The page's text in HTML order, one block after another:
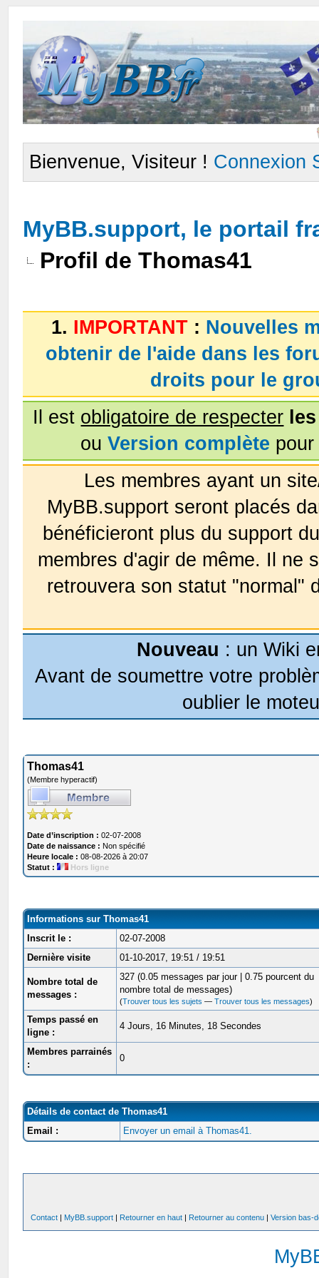
Bienvenue, Visiteur ! Connexion
MyBB.support, le portail
Profil de Thomas41
1. IMPORTANT : Nouvelles
obtenir de l'aide dans les
droits pour le
Il est obligatoire de respecter
ouVersion complète
Les membres ayant un
MyBB.support seront placés
bénéficieront plus du support
membres d'agir de même. Il ne
retrouvera son statut "normal"
Nouveau : un Wiki
Avant de soumettre votre
oublier le
Thomas41
(Membre hyperactif)
Date d’inscription : 02-07-2008
Date de naissance : Non spécifié
Heure locale : 08-08-2026 à 20:07
Statut :
Hors ligne
Informations sur Thomas41
Inscrit le :
02-07-2008
Dernière visite
01-10-2017, 19:51 / 19:51
Nombre total de
messages :
327 (0.05 messages par jour | 0.75 pourcent du
nombre total de messages)
(Trouver tous les sujets —Trouver tous les messages)
Temps passé en
ligne :
4 Jours, 16 Minutes, 18 Secondes
Membres parrainés
:
0
Détails de contact de Thomas41
Email :
Envoyer un email à Thomas41.
Contact | MyBB.support | Retourner en haut | Retourner au contenu |Version bas-